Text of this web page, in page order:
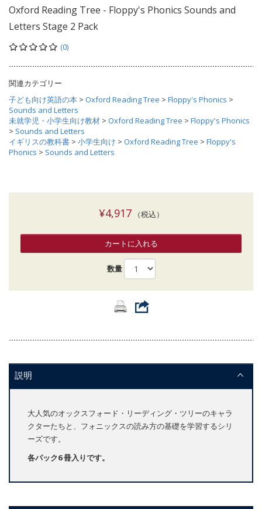
Oxford Reading Tree - Floppy's Phonics Sounds and
Letters Stage 2 Pack
(0)
関連カテゴリー
子ども向け英語の本 > Oxford Reading Tree > Floppy's Phonics >
Sounds and Letters
未就学児・小学生向け教材 > Oxford Reading Tree > Floppy's Phonics
> Sounds and Letters
イギリスの教科書 > 小学生向け > Oxford Reading Tree > Floppy's
Phonics > Sounds and Letters
¥4,917（税込）
カートに入れる
数量
説明
大人気のオックスフォード・リーディング・ツリーのキャラ
クターたちと、フォニックスの読み方の基礎を学習するシリ
ーズです。
各パック6 冊入りです。